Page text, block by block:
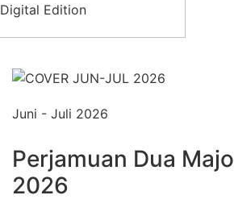
Digital Edition
Juni - Juli 2026
Perjamuan Dua
2026